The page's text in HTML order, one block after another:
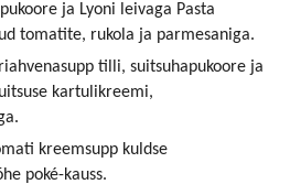
ja Lyoni leivaga Pasta
tomatite, rukola ja parmesaniga.
tilli, suitsuhapukoore ja
kartulikreemi,
kreemsupp kuldse
poké-kauss.